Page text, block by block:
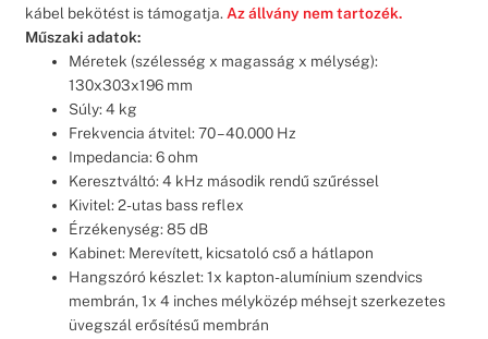
kábel bekötést is támogatja. Az állvány nem tartozék.
Műszaki adatok:
Méretek (szélesség x magasság x mélység):
130x303x196 mm
Súly: 4 kg
Frekvencia átvitel: 70 – 40.000 Hz
Impedancia: 6 ohm
Keresztváltó: 4 kHz második rendű szűréssel
Kivitel: 2-utas bass reflex
Érzékenység: 85 dB
Kabinet: Merevített, kicsatoló cső a hátlapon
Hangszóró készlet: 1x kapton-alumínium szendvics
membrán, 1x 4 inches mélyközép méhsejt szerkezetes
üvegszál erősítésű membrán